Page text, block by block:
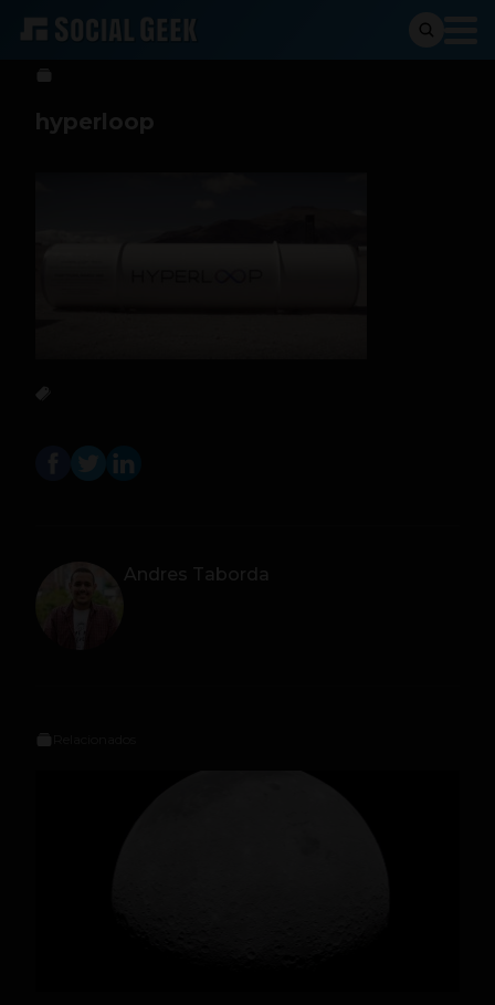
Andres Taborda 19 de febrero de 2018
hyperloop
Andres Taborda